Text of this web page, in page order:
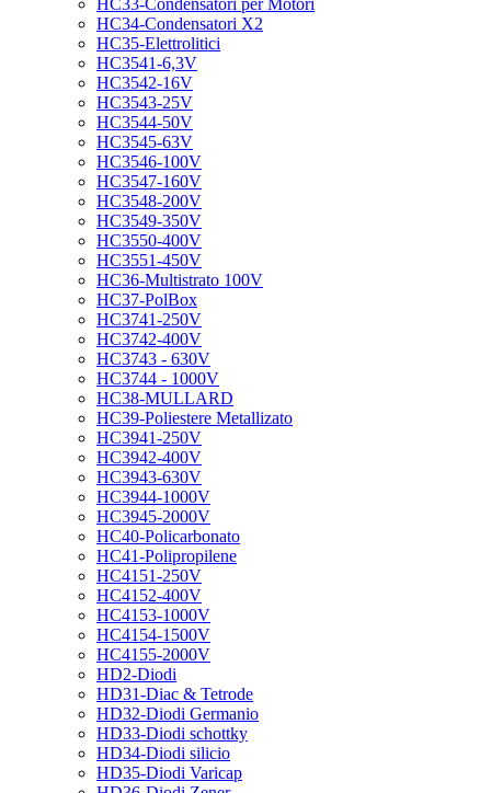
HC33-Condensatori per Motori
HC34-Condensatori X2
HC35-Elettrolitici
HC3541-6,3V
HC3542-16V
HC3543-25V
HC3544-50V
HC3545-63V
HC3546-100V
HC3547-160V
HC3548-200V
HC3549-350V
HC3550-400V
HC3551-450V
HC36-Multistrato 100V
HC37-PolBox
HC3741-250V
HC3742-400V
HC3743 - 630V
HC3744 - 1000V
HC38-MULLARD
HC39-Poliestere Metallizato
HC3941-250V
HC3942-400V
HC3943-630V
HC3944-1000V
HC3945-2000V
HC40-Policarbonato
HC41-Polipropilene
HC4151-250V
HC4152-400V
HC4153-1000V
HC4154-1500V
HC4155-2000V
HD2-Diodi
HD31-Diac & Tetrode
HD32-Diodi Germanio
HD33-Diodi schottky
HD34-Diodi silicio
HD35-Diodi Varicap